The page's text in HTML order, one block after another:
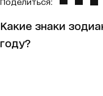
Какие знаки
году?